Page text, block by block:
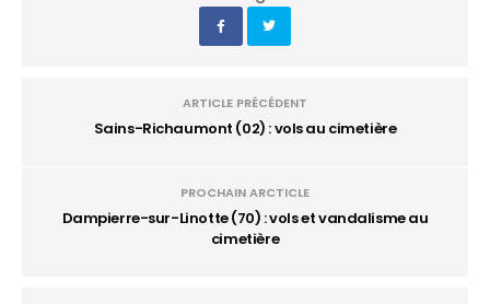
ARTICLE PRÉCÉDENT
Sains-Richaumont (02) : vols au cimetière
PROCHAIN ARCTICLE
Dampierre-sur-Linotte (70) : vols et vandalisme au
cimetière